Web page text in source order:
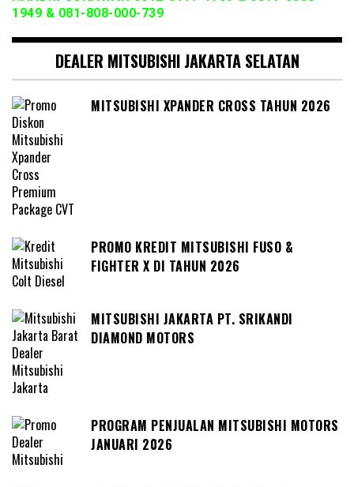
1949 & 081-808-000-739
DEALER MITSUBISHI JAKARTA SELATAN
MITSUBISHI XPANDER CROSS TAHUN 2026
PROMO KREDIT MITSUBISHI FUSO &
FIGHTER X DI TAHUN 2026
MITSUBISHI JAKARTA PT. SRIKANDI
DIAMOND MOTORS
PROGRAM PENJUALAN MITSUBISHI MOTORS
JANUARI 2026